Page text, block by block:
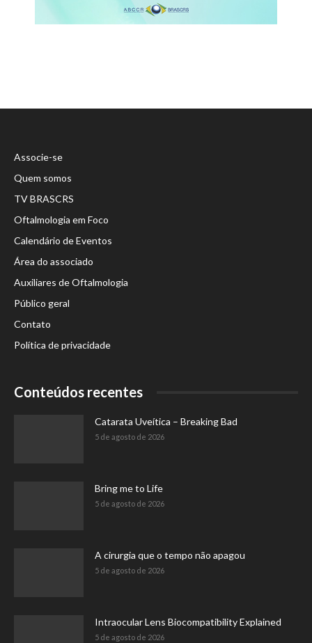
Associe-se
Quem somos
TV BRASCRS
Oftalmologia em Foco
Calendário de Eventos
Área do associado
Auxiliares de Oftalmologia
Público geral
Contato
Política de privacidade
Conteúdos recentes
Catarata Uveítica – Breaking Bad
5 de agosto de 2026
Bring me to Life
5 de agosto de 2026
A cirurgia que o tempo não apagou
5 de agosto de 2026
Intraocular Lens Biocompatibility Explained
5 de agosto de 2026